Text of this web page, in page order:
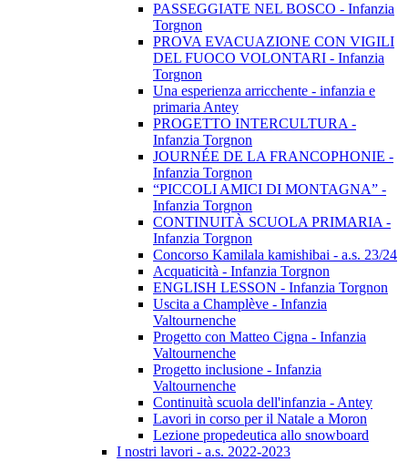
PASSEGGIATE NEL BOSCO - Infanzia
Torgnon
PROVA EVACUAZIONE CON VIGILI
DEL FUOCO VOLONTARI - Infanzia
Torgnon
Una esperienza arricchente - infanzia e
primaria Antey
PROGETTO INTERCULTURA -
Infanzia Torgnon
JOURNÉE DE LA FRANCOPHONIE -
Infanzia Torgnon
“PICCOLI AMICI DI MONTAGNA” -
Infanzia Torgnon
CONTINUITÀ SCUOLA PRIMARIA -
Infanzia Torgnon
Concorso Kamilala kamishibai - a.s. 23/24
Acquaticità - Infanzia Torgnon
ENGLISH LESSON - Infanzia Torgnon
Uscita a Champlève - Infanzia
Valtournenche
Progetto con Matteo Cigna - Infanzia
Valtournenche
Progetto inclusione - Infanzia
Valtournenche
Continuità scuola dell'infanzia - Antey
Lavori in corso per il Natale a Moron
Lezione propedeutica allo snowboard
I nostri lavori - a.s. 2022-2023